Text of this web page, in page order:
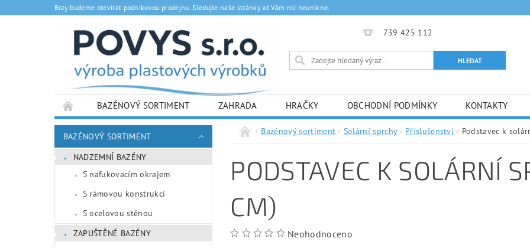
Brzy budeme otevírat podnikovou prodejnu. Sledujte naše stránky ať Vám nic neunikne.
739 425 112
BAZÉNOVÝ SORTIMENT ZAHRADA HRAČKY OBCHODNÍ PODMÍNKY KONTAKTY
BAZÉNOVÝ SORTIMENT
NADZEMNÍ BAZÉNY
S nafukovacím okrajem
S rámovou konstrukcí
S ocelovou stěnou
ZAPUŠTĚNÉ BAZÉNY
Bazénový sortiment Solární sprchy Příslušenství Podstavec k
PODSTAVEC K SOLÁRNÍ
CM)
Neohodnoceno